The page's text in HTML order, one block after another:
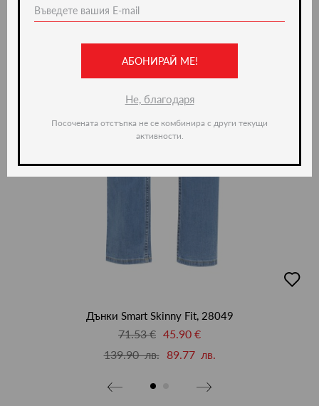
в
Дънки Smart Skinny Fit, 28049
71.53 € 45.90 €
139.90 лв.
89.77 лв.
АБОНИРАЙ МЕ!
Не, благодаря
Посочената отстъпка не се комбинира с други текущи
активности.